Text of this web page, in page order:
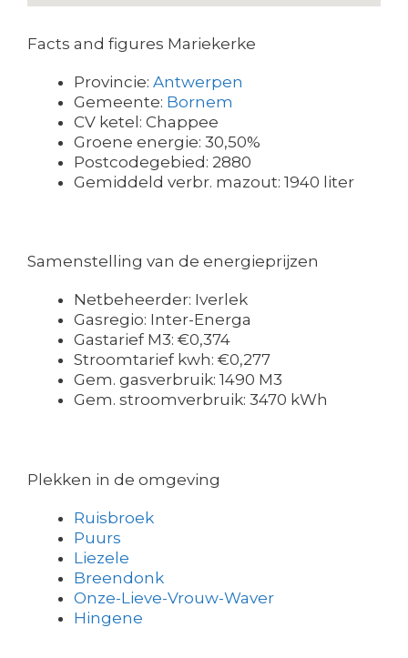
Facts and figures Mariekerke
Provincie: Antwerpen
Gemeente: Bornem
CV ketel: Chappee
Groene energie: 30,50%
Postcodegebied: 2880
Gemiddeld verbr. mazout: 1940 liter
Samenstelling van de energieprijzen
Netbeheerder: Iverlek
Gasregio: Inter-Energa
Gastarief M3: €0,374
Stroomtarief kwh: €0,277
Gem. gasverbruik: 1490 M3
Gem. stroomverbruik: 3470 kWh
Plekken in de omgeving
Ruisbroek
Puurs
Liezele
Breendonk
Onze-Lieve-Vrouw-Waver
Hingene